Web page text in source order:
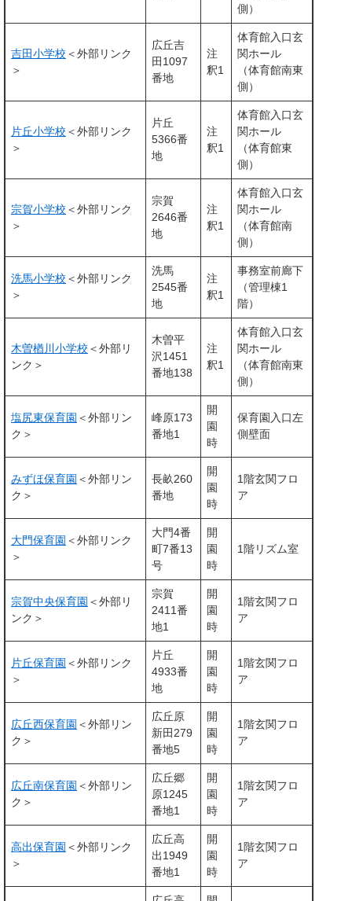
側）
吉田小学校 ＜外部リンク
＞
広丘吉
田1097
番地
注
釈1
体育館入口玄
関ホール
（体育館南東
側）
片丘小学校 ＜外部リンク
＞
片丘
5366番
地
注
釈1
体育館入口玄
関ホール
（体育館東
側）
宗賀小学校 ＜外部リンク
＞
宗賀
2646番
地
注
釈1
体育館入口玄
関ホール
（体育館南
側）
洗馬小学校 ＜外部リンク
＞
洗馬
2545番
地
注
釈1
事務室前廊下
（管理棟1
階）
木曽楢川小学校 ＜外部リ
ンク＞
木曽平
沢1451
番地138
注
釈1
体育館入口玄
関ホール
（体育館南東
側）
塩尻東保育園 ＜外部リン
ク＞
峰原173
番地1
開
園
時
保育園入口左
側壁面
みずほ保育園 ＜外部リン
ク＞
長畝260
番地
開
園
時
1階玄関フロ
ア
大門保育園 ＜外部リンク
＞
大門4番
町7番13
号
開
園
時
1階リズム室
宗賀中央保育園 ＜外部リ
ンク＞
宗賀
2411番
地1
開
園
時
1階玄関フロ
ア
片丘保育園 ＜外部リンク
＞
片丘
4933番
地
開
園
時
1階玄関フロ
ア
広丘西保育園 ＜外部リン
ク＞
広丘原
新田279
番地5
開
園
時
1階玄関フロ
ア
広丘南保育園 ＜外部リン
ク＞
広丘郷
原1245
番地1
開
園
時
1階玄関フロ
ア
高出保育園 ＜外部リンク
＞
広丘高
出1949
番地1
開
園
時
1階玄関フロ
ア